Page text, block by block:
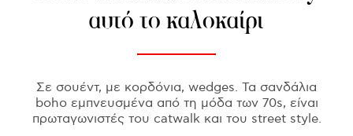
αυτό το καλοκαίρι
Σε σουέντ, με κορδόνια, wedges. Τα σανδάλια
boho εμπνευσμένα από τη μόδα των 70s, είναι
πρωταγωνιστές του catwalk και του street style.